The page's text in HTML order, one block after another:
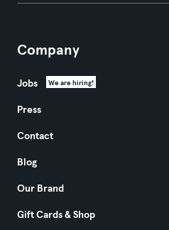
Company
Jobs We are hiring!
Press
Contact
Blog
Our Brand
Gift Cards & Shop